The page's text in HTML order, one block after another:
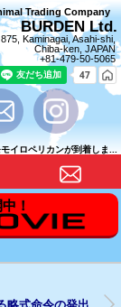
Trading Company
BURDEN Ltd.
875, Kaminagai, Asahi-shi,
Chiba-ken, JAPAN
+81-479-50-5065
イロペリカンが到着しま...